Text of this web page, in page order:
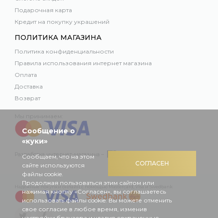
Подарочная карта
Кредит на покупку украшений
ПОЛИТИКА МАГАЗИНА
Политика конфиденциальности
Правила использования интернет магазина
Оплата
Доставка
Возврат
Разработка интернет-магазина –
Надежные покупки онлайн с помощью Mastercard, Visa и Swedbank
СОГЛАСЕН
Сообщение о
«куки»
Сообщаем, что на этом
сайте используются
файлы cookie.
Продолжая пользоваться этим сайтом или
нажимая кнопку «Согласен», вы соглашаетесь
использовать файлы cookie. Вы можете отменить
свое согласие в любое время, изменив